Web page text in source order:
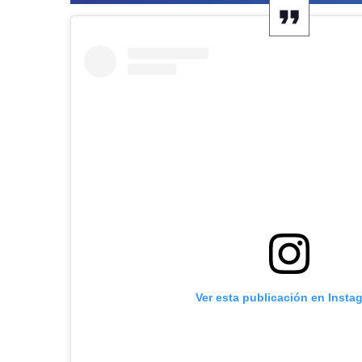
Ver esta publicación en